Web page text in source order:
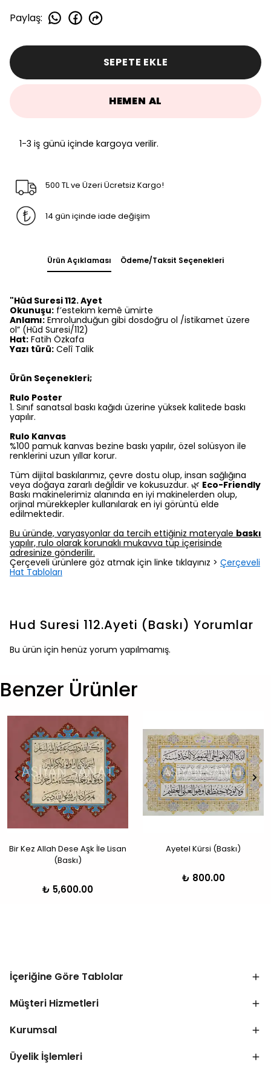
Paylaş:
SEPETE EKLE
HEMEN AL
1-3 iş günü içinde kargoya verilir.
500 TL ve Üzeri Ücretsiz Kargo!
14 gün içinde iade değişim
Ürün Açıklaması Ödeme/Taksit Seçenekleri
"Hûd Suresi 112. Ayet
Okunuşu: f’estekım kemê ümirte
Anlamı: Emrolunduğun gibi dosdoğru ol /istikamet üzere
ol” (Hûd Suresi/112)
Hat: Fatih Özkafa
Yazı türü: Celî Talik
Ürün Seçenekleri;
Rulo Poster
1.⁠ ⁠Sınıf sanatsal baskı kağıdı üzerine yüksek kalitede baskı
yapılır.
Rulo Kanvas
%100 pamuk kanvas bezine baskı yapılır, özel solüsyon ile
renklerini uzun yıllar korur.
Tüm dijital baskılarımız, çevre dostu olup, insan sağlığına
veya doğaya zararlı değildir ve kokusuzdur. 🌿 Eco-Friendly
Baskı makinelerimiz alanında en iyi makinelerden olup,
orjinal mürekkepler kullanılarak en iyi görüntü elde
edilmektedir.
Bu üründe, varyasyonlar da tercih ettiğiniz materyale baskı
yapılır, rulo olarak korunaklı mukavva tüp içerisinde
adresinize gönderilir.
Çerçeveli ürünlere göz atmak için linke tıklayınız > Çerçeveli
Hat Tabloları
Hud Suresi 112.Ayeti (Baskı) Yorumlar
Bu ürün için henüz yorum yapılmamış.
Benzer Ürünler
Bir Kez Allah Dese Aşk İle Lisan
(Baskı)
₺ 5,600.00
Ayetel Kürsi (Baskı)
₺ 800.00
İçeriğine Göre Tablolar
Müşteri Hizmetleri
Kurumsal
Üyelik İşlemleri